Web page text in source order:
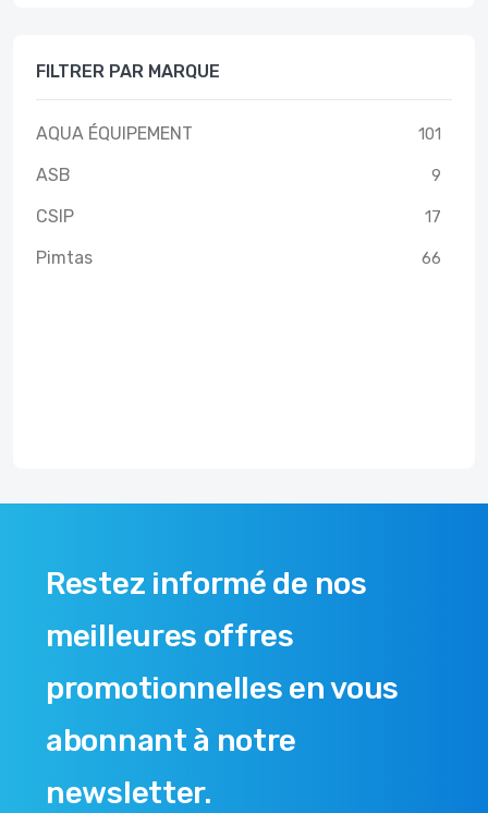
FILTRER PAR MARQUE
AQUA ÉQUIPEMENT 101
ASB 9
CSIP 17
Pimtas 66
Restez informé de nos
meilleures offres
promotionnelles en vous
abonnant à notre
newsletter.